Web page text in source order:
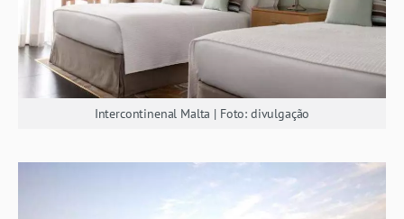
Intercontinenal Malta | Foto: divulgação